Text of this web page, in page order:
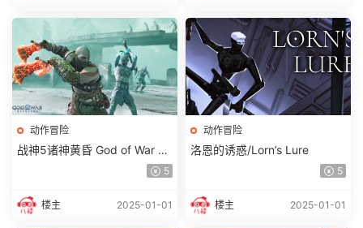
动作冒险
战神5诸神黄昏 God of War Ra
gnarok (更新v1.0.612.8089
（v1.1.1）注意： 显卡现存低于
6G 的进不去游戏）
5
楼主 2025-01-01
动作冒险
洛恩的诱惑/Lorn’s Lure
5
楼主 2025-01-01